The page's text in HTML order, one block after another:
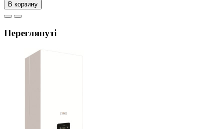
В корзину
Переглянуті